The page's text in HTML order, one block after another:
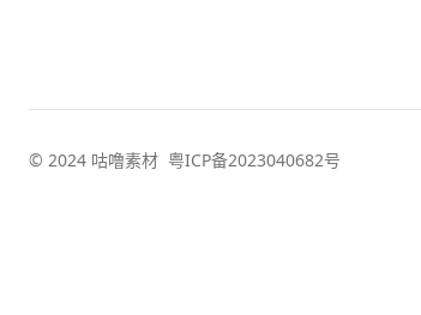
© 2024 咕噜素材 粤ICP备2023040682号